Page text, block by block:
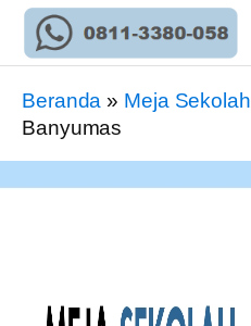
Beranda » Meja Sekolah
Banyumas